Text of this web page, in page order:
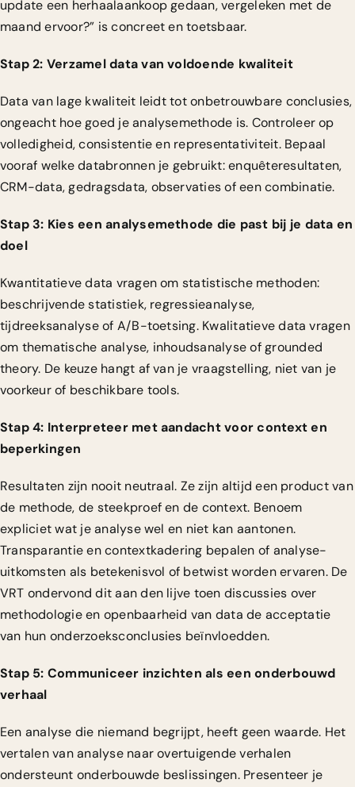
update een herhaalaankoop gedaan, vergeleken met de
maand ervoor?” is concreet en toetsbaar.
Stap 2: Verzamel data van voldoende kwaliteit
Data van lage kwaliteit leidt tot onbetrouwbare conclusies,
ongeacht hoe goed je analysemethode is. Controleer op
volledigheid, consistentie en representativiteit. Bepaal
vooraf welke databronnen je gebruikt: enquêteresultaten,
CRM-data, gedragsdata, observaties of een combinatie.
Stap 3: Kies een analysemethode die past bij je data en
doel
Kwantitatieve data vragen om statistische methoden:
beschrijvende statistiek, regressieanalyse,
tijdreeksanalyse of A/B-toetsing. Kwalitatieve data vragen
om thematische analyse, inhoudsanalyse of grounded
theory. De keuze hangt af van je vraagstelling, niet van je
voorkeur of beschikbare tools.
Stap 4: Interpreteer met aandacht voor context en
beperkingen
Resultaten zijn nooit neutraal. Ze zijn altijd een product van
de methode, de steekproef en de context. Benoem
expliciet wat je analyse wel en niet kan aantonen.
Transparantie en contextkadering bepalen of analyse-
uitkomsten als betekenisvol of betwist worden ervaren. De
VRT ondervond dit aan den lijve toen discussies over
methodologie en openbaarheid van data de acceptatie
van hun onderzoeksconclusies beïnvloedden.
Stap 5: Communiceer inzichten als een onderbouwd
verhaal
Een analyse die niemand begrijpt, heeft geen waarde. Het
vertalen van analyse naar overtuigende verhalen
ondersteunt onderbouwde beslissingen. Presenteer je